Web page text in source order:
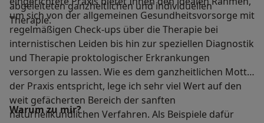
abgeleiteten ganzheitlichen und individuellen
Therapie.
um sich von der allgemeinen Gesundheitsvorsorge mit
regelmäßigen Check-ups über die Therapie bei
internistischen Leiden bis hin zur speziellen Diagnostik
und Therapie proktologischer Erkrankungen
versorgen zu lassen. Wie es dem ganzheitlichen Motto
der Praxis entspricht, lege ich sehr viel Wert auf den
weit gefächerten Bereich der sanften
naturheilkundlichen Verfahren. Als Beispiele dafür
Warum zu mir?